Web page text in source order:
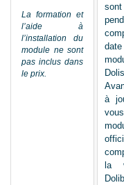
La formation et
l’aide à
l’installation du
module ne sont
pas inclus dans
le prix.
à
la